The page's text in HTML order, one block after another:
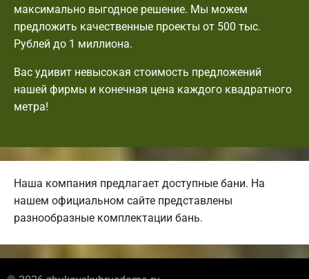
максимально выгодное решение. Мы можем
предложить качественные проекты от 500 тыс.
Рублей до 1 миллиона.
Вас удивит невысокая стоимость предложений
нашей фирмы и конечная цена каждого квадратного
метра!
Наша компания предлагает доступные бани. На
нашем официальном сайте представлены
разнообразные комплектации бань.